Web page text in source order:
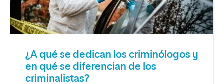
¿A qué se dedican los criminólogos y
en qué se diferencian de los
criminalistas?